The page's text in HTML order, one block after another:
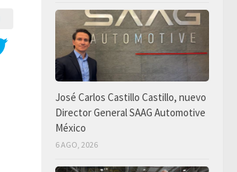
José Carlos Castillo Castillo, nuevo
Director General SAAG Automotive
México
6 AGO, 2026